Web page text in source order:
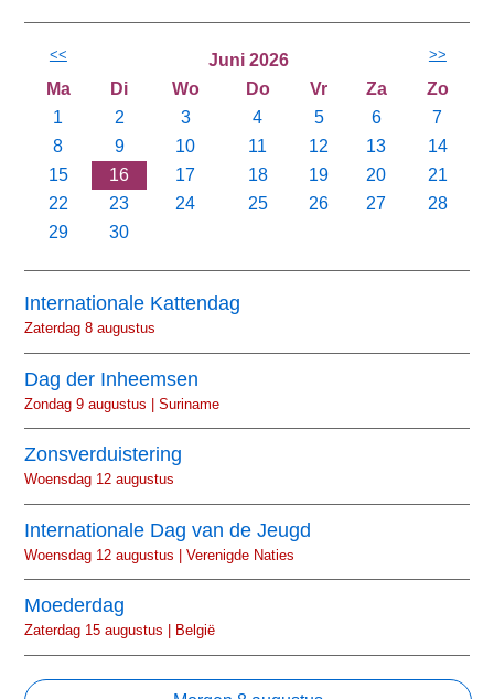
<< Juni 2026 >>
Ma Di Wo Do Vr Za
Zo
1
2 3 4 5 6
7
8
9 10 11 12 13
14
15
16 17 18 19 20
21
22
23 24 25 26 27
28
29
30
Internationale Kattendag
Zaterdag 8 augustus
Dag der Inheemsen
Zondag 9 augustus | Suriname
Zonsverduistering
Woensdag 12 augustus
Internationale Dag van de Jeugd
Woensdag 12 augustus | Verenigde Naties
Moederdag
Zaterdag 15 augustus | België